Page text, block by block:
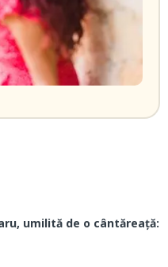
umilită de o cântăreață: